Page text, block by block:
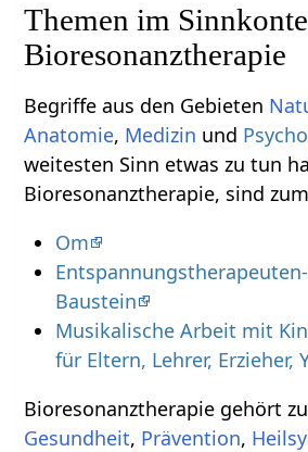
Themen im
Bioresonanztherapie
Begriffe aus den Gebieten
Anatomie, Medizin und
weitesten Sinn etwas zu tun
Bioresonanztherapie, sind
Om
Baustein
Musikalische Arbeit mit
für Eltern, Lehrer, Erzieher,
Bioresonanztherapie gehört
Gesundheit, Prävention,